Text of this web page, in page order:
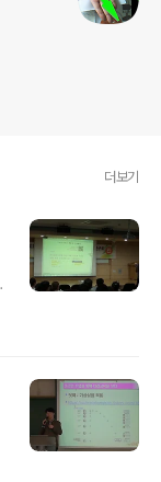
더보기